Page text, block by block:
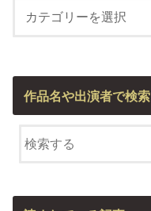
作品名や出演者で検索